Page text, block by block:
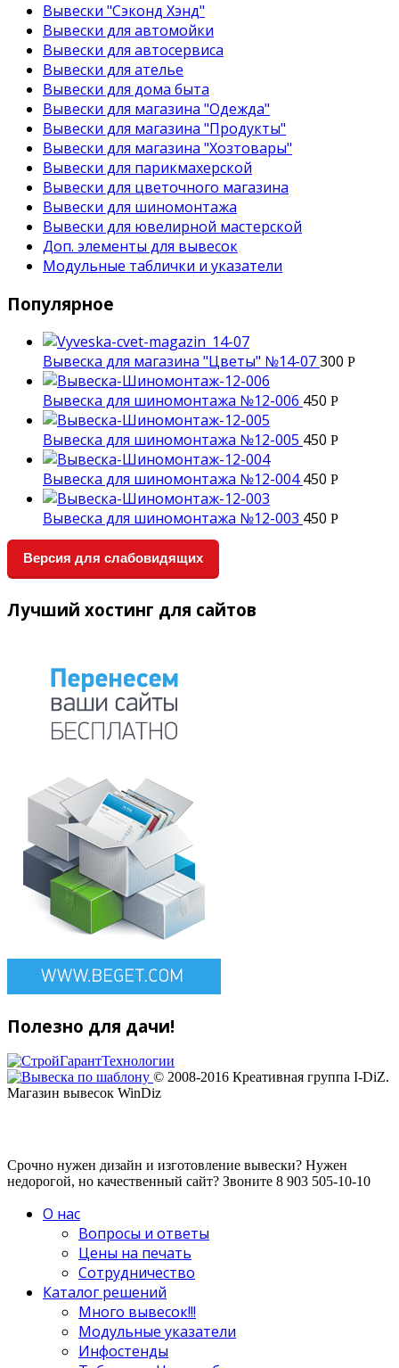
Вывески "Сэконд Хэнд"
Вывески для автомойки
Вывески для автосервиса
Вывески для ателье
Вывески для дома быта
Вывески для магазина "Одежда"
Вывески для магазина "Продукты"
Вывески для магазина "Хозтовары"
Вывески для парикмахерской
Вывески для цветочного магазина
Вывески для шиномонтажа
Вывески для ювелирной мастерской
Доп. элементы для вывесок
Модульные таблички и указатели
Популярное
Вывеска для магазина "Цветы" №14-07300 Р
Вывеска для шиномонтажа №12-006 450 Р
Вывеска для шиномонтажа №12-005 450 Р
Вывеска для шиномонтажа №12-004450 Р
Вывеска для шиномонтажа №12-003 450 Р
Версия для слабовидящих
Лучший хостинг для сайтов
Полезно для дачи!
© 2008-2016 Креативная группа I-DiZ.
Магазин вывесок WinDiz
Срочно нужен дизайн и изготовление вывески? Нужен
недорогой, но качественный сайт? Звоните 8 903 505-10-10
О нас
Вопросы и ответы
Цены на печать
Сотрудничество
Каталог решений
Много вывесок!!!
Модульные указатели
Инфостенды